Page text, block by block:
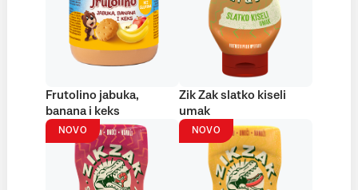
Frutolino jabuka,
banana i keks
Zik Zak slatko kiseli
umak
NOVO NOVO